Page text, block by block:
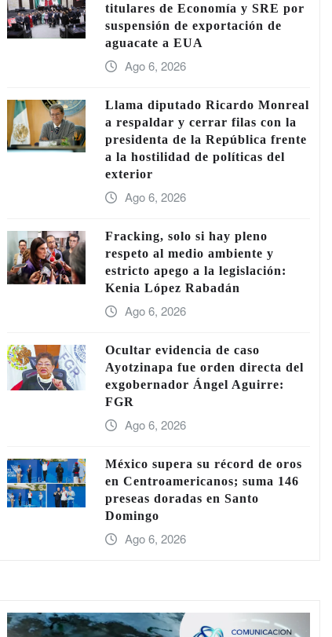
titulares de Economía y SRE por
suspensión de exportación de
aguacate a EUA
Ago 6, 2026
Llama diputado Ricardo Monreal
a respaldar y cerrar filas con la
presidenta de la República frente
a la hostilidad de políticas del
exterior
Ago 6, 2026
Fracking, solo si hay pleno
respeto al medio ambiente y
estricto apego a la legislación:
Kenia López Rabadán
Ago 6, 2026
Ocultar evidencia de caso
Ayotzinapa fue orden directa del
exgobernador Ángel Aguirre:
FGR
Ago 6, 2026
México supera su récord de oros
en Centroamericanos; suma 146
preseas doradas en Santo
Domingo
Ago 6, 2026